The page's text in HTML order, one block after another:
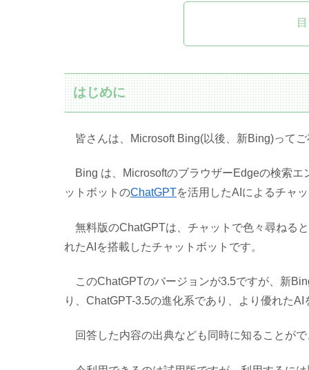
はじめに
皆さんは、Microsoft Bing(以後、新Bing)って
Bing は、MicrosoftのブラウザーEdgeの検索
ットボットのChatGPTを活用したAIによるチャ
無料版のChatGPTは、チャットで色々尋ねる
れたAIを搭載したチャットボットです。
このChatGPTのバージョンが3.5ですが、新
り、ChatGPT-3.5の進化系であり、より優れた
回答した内容の出典なども同時に知ることが